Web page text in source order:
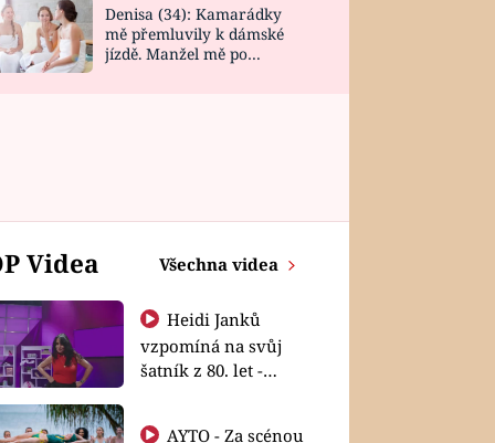
Denisa (34): Kamarádky
mě přemluvily k dámské
jízdě. Manžel mě po
Videa Všechna videa
Heidi Janků
vzpomíná na svůj
šatník z 80. let -